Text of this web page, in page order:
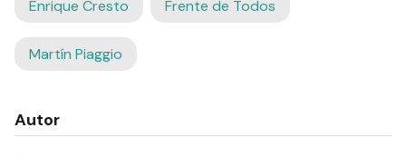
Enrique Cresto Frente de Todos
Martín Piaggio
Autor